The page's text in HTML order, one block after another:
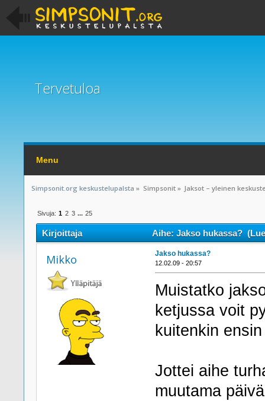
Tervetuloa
Menu
Simpsonit.org keskustelupalsta » Simpsonit» Jaksot – yleinen
Sivuja: 1 2 3 ... 25
Kirjoittaja Aihe: Jakso hukassa?
Mikko Jakso hukassa?
12.02.09 - 20:57
Muistatko
ketjussa voit
kuitenkin
Jottei aihe
muutama